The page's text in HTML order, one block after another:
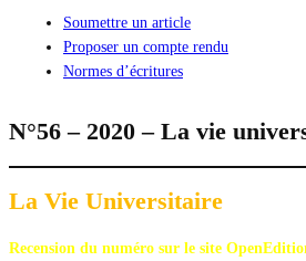
Soumettre un article
Proposer un compte rendu
Normes d’écritures
N°56 – 2020 – La vie
La Vie Universitaire
Recension du numéro sur le site